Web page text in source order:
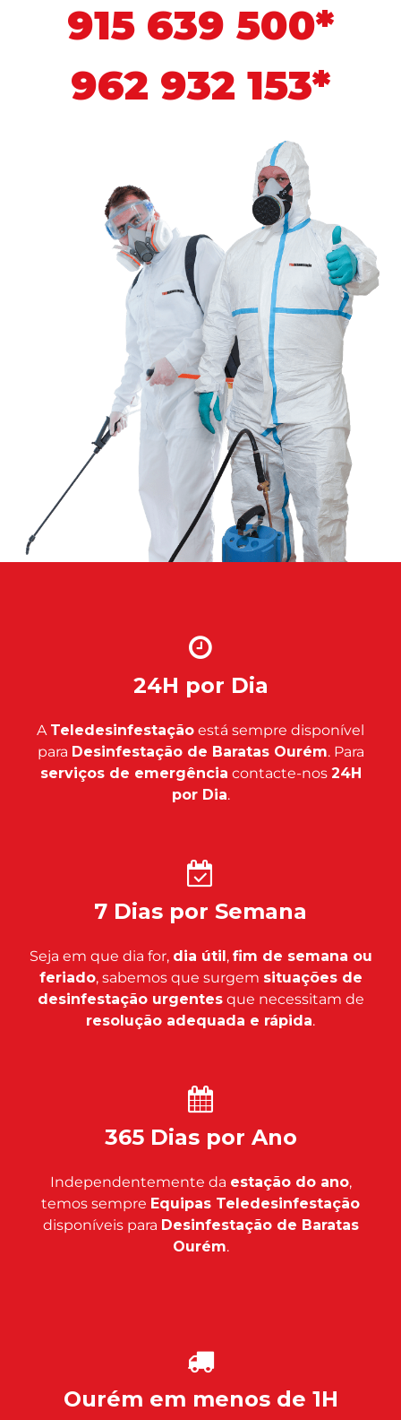
915 639 500*
962 932 153*
24H por Dia
A Teledesinfestação está sempre disponível
para Desinfestação de Baratas Ourém. Para
serviços de emergência contacte-nos 24H
por Dia.
7 Dias por Semana
Seja em que dia for, dia útil , fim de semana ou
feriado, sabemos que surgem situações de
desinfestação urgentesque necessitam de
resolução adequada e rápida.
365 Dias por Ano
Independentemente da estação do ano,
temos sempre Equipas Teledesinfestação
disponíveis para Desinfestação de Baratas
Ourém.
Ourém em menos de 1H